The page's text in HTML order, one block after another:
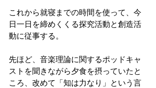
これから就寝までの時間を使って、今
日一日を締めくくる探究活動と創造活
動に従事する。
先ほど、音楽理論に関するポッドキャ
ストを聞きながら夕食を摂っていたと
ころ、改めて「知は力なり」という言